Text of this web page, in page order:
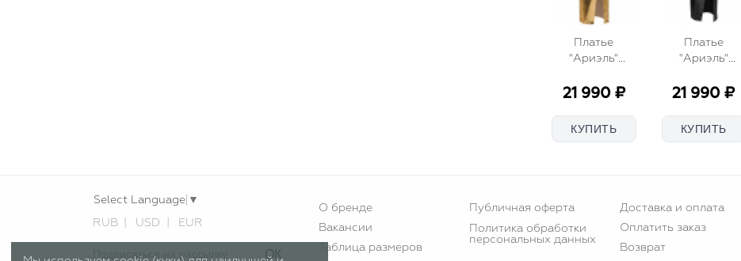
Платье
"Ариэль"
пайетки, макси
21 990 ₽
Платье
"Ариэль"
пайетки, макси
21 990 ₽
Select Language ▼
RUB USD EUR
ОК
О бренде
Вакансии
Таблица размеров
Публичная оферта
Политика обработки
персональных данных
Доставка и оплата
Оплатить заказ
Возврат